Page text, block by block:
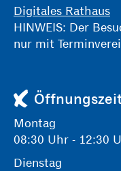
Digitales Rathaus
HINWEIS: Der
nur mit
Montag
08:30 Uhr - 12:30
Dienstag